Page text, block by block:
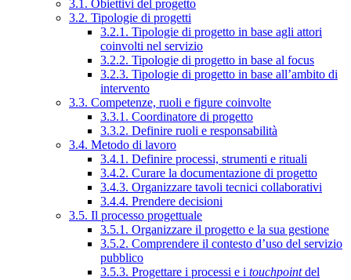
3.1. Obiettivi del progetto
3.2. Tipologie di progetti
3.2.1. Tipologie di progetto in base agli attori
coinvolti nel servizio
3.2.2. Tipologie di progetto in base al focus
3.2.3. Tipologie di progetto in base all’ambito di
intervento
3.3. Competenze, ruoli e figure coinvolte
3.3.1. Coordinatore di progetto
3.3.2. Definire ruoli e responsabilità
3.4. Metodo di lavoro
3.4.1. Definire processi, strumenti e rituali
3.4.2. Curare la documentazione di progetto
3.4.3. Organizzare tavoli tecnici collaborativi
3.4.4. Prendere decisioni
3.5. Il processo progettuale
3.5.1. Organizzare il progetto e la sua gestione
3.5.2. Comprendere il contesto d’uso del servizio
pubblico
3.5.3. Progettare i processi e i touchpointdel